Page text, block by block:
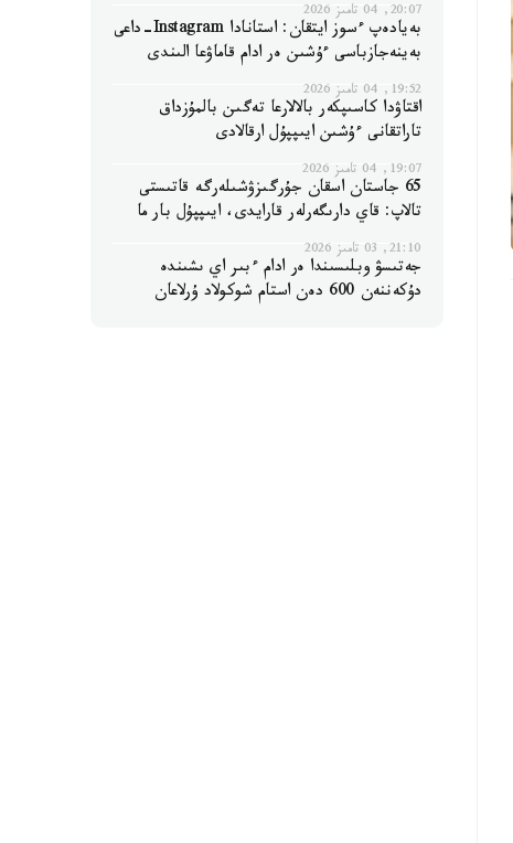
20:07, 04 تامىز 2026
بەيادەپ ءسوز ايتقان: استانادا Instagram-داعى
بەينەجازباسى ءۇشىن ەر ادام قاماۋعا الىندى
19:52, 04 تامىز 2026
اقتاۋدا كاسىپكەر بالالارعا تەگىن بالمۇزداق
تاراتقانى ءۇشىن ايىپپۇل ارقالادى
19:07, 04 تامىز 2026
65 جاستان اسقان جۇرگىزۋشىلەرگە قاتىستى
تالاپ: قاي دارىگەرلەر قارايدى، ايىپپۇل بار ما
21:10, 03 تامىز 2026
جەتىسۋ وبلىسىندا ەر ادام ءبىر اي ىشىندە
دۇكەننەن 600 دەن استام شوكولاد ۇرلاعان